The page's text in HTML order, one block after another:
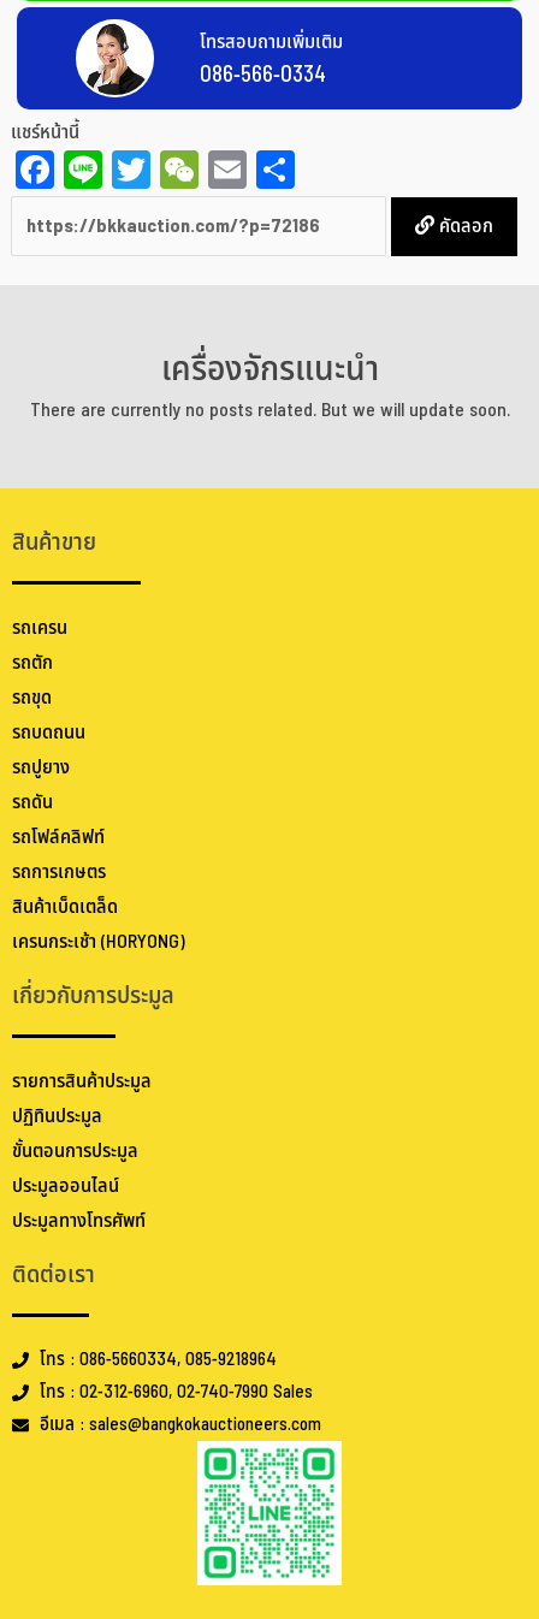
โทรสอบถามเพิ่มเติม
086-566-0334
แชร์หน้านี้
Facebook
LineTwitter
WeChat
EmailShare
คัดลอก
เครื่องจักรแนะนำ
There are currently no posts related. But we will update soon.
สินค้าขาย
รถเครน
รถตัก
รถขุด
รถบดถนน
รถปูยาง
รถดัน
รถโฟล์คลิฟท์
รถการเกษตร
สินค้าเบ็ดเตล็ด
เครนกระเช้า (HORYONG)
เกี่ยวกับการประมูล
รายการสินค้าประมูล
ปฏิทินประมูล
ขั้นตอนการประมูล
ประมูลออนไลน์
ประมูลทางโทรศัพท์
ติดต่อเรา
โทร : 086-5660334, 085-9218964
โทร : 02-312-6960, 02-740-7990 Sales
อีเมล : sales@bangkokauctioneers.com